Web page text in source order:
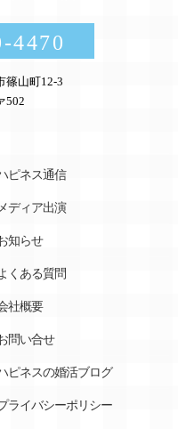
4470
篠山町12-3
502
ピネス通信
ディア出演
知らせ
くある質問
社概要
問い合せ
ピネスの婚活ブログ
ライバシーポリシー